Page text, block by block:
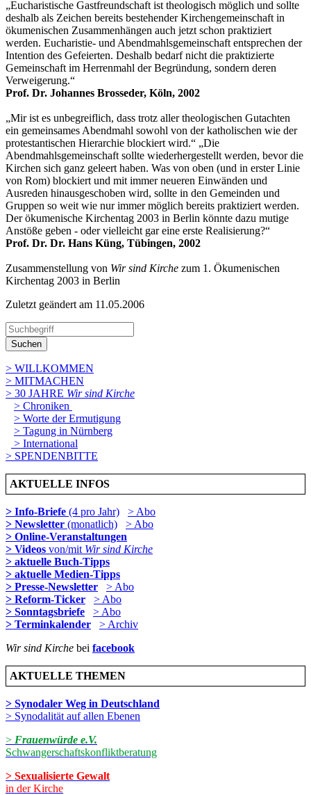
„Eucharistische Gastfreundschaft ist theologisch möglich und sollte
deshalb als Zeichen bereits bestehender Kirchengemeinschaft in
ökumenischen Zusammenhängen auch jetzt schon praktiziert
werden. Eucharistie- und Abendmahlsgemeinschaft entsprechen der
Intention des Gefeierten. Deshalb bedarf nicht die praktizierte
Gemeinschaft im Herrenmahl der Begründung, sondern deren
Verweigerung.“
Prof. Dr. Johannes Brosseder, Köln, 2002
„Mir ist es unbegreiflich, dass trotz aller theologischen Gutachten
ein gemeinsames Abendmahl sowohl von der katholischen wie der
protestantischen Hierarchie blockiert wird.“ „Die
Abendmahlsgemeinschaft sollte wiederhergestellt werden, bevor die
Kirchen sich ganz geleert haben. Was von oben (und in erster Linie
von Rom) blockiert und mit immer neueren Einwänden und
Ausreden hinausgeschoben wird, sollte in den Gemeinden und
Gruppen so weit wie nur immer möglich bereits praktiziert werden.
Der ökumenische Kirchentag 2003 in Berlin könnte dazu mutige
Anstöße geben - oder vielleicht gar eine erste Realisierung?“
Prof. Dr. Dr. Hans Küng, Tübingen, 2002
Zusammenstellung von Wir sind Kirche zum 1. Ökumenischen
Kirchentag 2003 in Berlin
Zuletzt geändert am 11­.05.2006
Suchen
> WILLKOMMEN
> MITMACHEN
> 30 JAHRE Wir sind Kirche
> Chroniken
> Worte der Ermutigung
> Tagung in Nürnberg
> International
> SPENDENBITTE
AKTUELLE INFOS
> Info-Briefe (4 pro Jahr)
> Abo
> Newsletter (monatlich)
> Abo
> Online-Veranstaltungen
> Videos von/mit Wir sind Kirche
> aktuelle Buch-Tipps
> aktuelle Medien-Tipps
> Presse-Newsletter
> Abo
> Reform-Ticker
> Abo
> Sonntagsbriefe
> Abo
> Terminkalender
> Archiv
Wir sind Kirche bei facebook
AKTUELLE THEMEN
> Synodaler Weg in Deutschland
> Synodalität auf allen Ebenen
> Frauenwürde e.V.
Schwangerschaftskonfliktberatung
> Sexualisierte Gewalt
in der Kirche